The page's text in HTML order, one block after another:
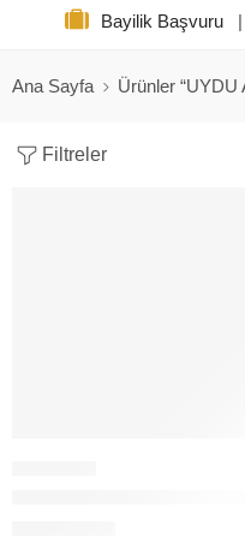
Bayilik Başvuru
Ana Sayfa Ürünler “UYDU
Filtreler